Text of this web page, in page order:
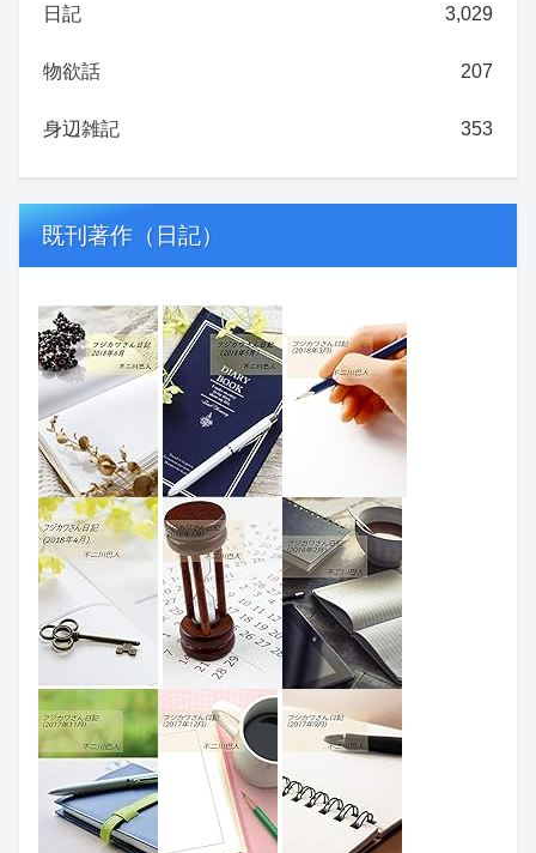
日記 3,029
物欲話 207
身辺雑記 353
既刊著作（日記）